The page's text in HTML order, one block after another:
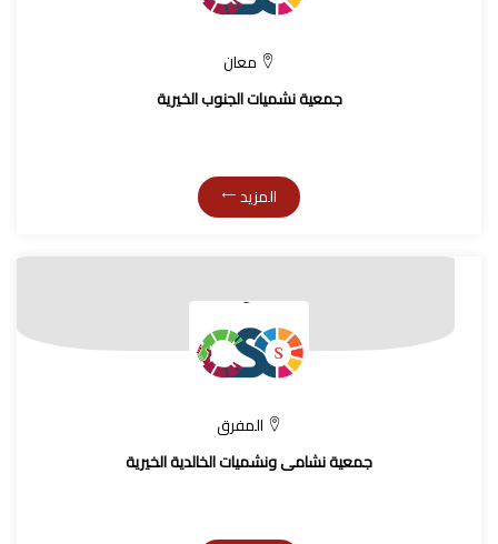
معان
جمعية نشميات الجنوب الخيرية
المزيد
المفرق
جمعية نشامى ونشميات الخالدية الخيرية